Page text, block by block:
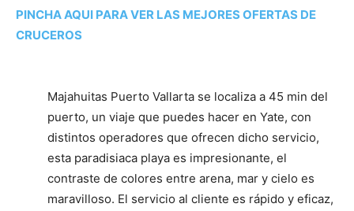
PINCHA AQUI PARA VER LAS MEJORES OFERTAS DE
CRUCEROS
Majahuitas Puerto Vallarta se localiza a 45 min del
puerto, un viaje que puedes hacer en Yate, con
distintos operadores que ofrecen dicho servicio,
esta paradisiaca playa es impresionante, el
contraste de colores entre arena, mar y cielo es
maravilloso. El servicio al cliente es rápido y eficaz,